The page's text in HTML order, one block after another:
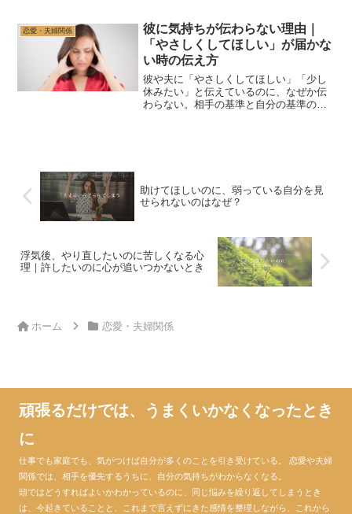
ための考え方を解説します。
恋愛・夫婦関係
彼に気持ちが伝わらない理由｜
「やさしくしてほしい」が届かな
い時の伝え方
彼や夫に「やさしくしてほしい」「少し
休みたい」と伝えているのに、なぜか伝
わらない。相手の基準と自分の基準の違
助けてほしいのに、弱っている自分を見
せられないのはなぜ？
浮気後、やり直したいのに苦しくなる心
理｜許したいのに心が追いつかないとき
ホーム 恋愛・夫婦関係
頑張るだけでは、うまくいかなくなったとき
に
仕事でも家庭でも、気がつけば自分が多くのことを引き受けている。 恋愛や夫婦
関係では、相手を優先するうちに、自分の気持ちがわからなくなる。
頭ではどうすればよいかわかっているのに、同じ悩みを繰り返してしまうとき
は、今起きていることと、これまで言えずにきた感情を整理しながら、これから